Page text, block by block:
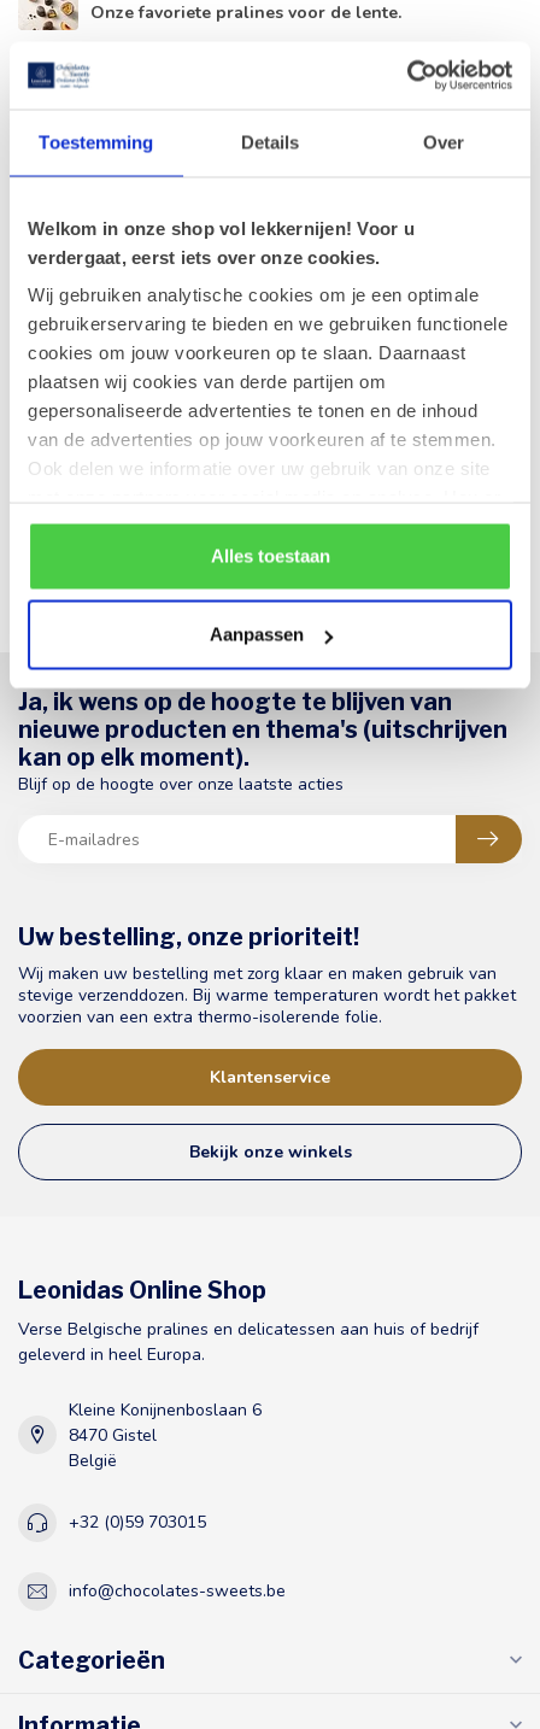
Toestemming Details Over
Welkom in onze shop vol lekkernijen! Voor u
verdergaat, eerst iets over onze cookies.
Wij gebruiken analytische cookies om je een optimale
gebruikerservaring te bieden en we gebruiken functionele
cookies om jouw voorkeuren op te slaan. Daarnaast
plaatsen wij cookies van derde partijen om
gepersonaliseerde advertenties te tonen en de inhoud
van de advertenties op jouw voorkeuren af te stemmen.
Ook delen we informatie over uw gebruik van onze site
rekening mee dat als je bepaalde cookies blokkeert, het
de correcte werking van de website kan verstoren.
Alles toestaan
Aanpassen
Onze favoriete pralines voor de lente.
23-02-2026
Tags
Nieuwsbrief
Blijf op de hoogte over onze laatste acties
Abonneer
Uw bestelling, onze prioriteit!
Wij maken uw bestelling met zorg klaar en maken gebruik van
stevige verzenddozen. Bij warme temperaturen wordt het pakket
voorzien van een extra thermo-isolerende folie.
Klantenservice
Bekijk onze winkels
Ja, ik wens op de hoogte te blijven van
nieuwe producten en thema's (uitschrijven
kan op elk moment).
Blijf op de hoogte over onze laatste acties
Leonidas Online Shop
Verse Belgische pralines en delicatessen aan huis of bedrijf
geleverd in heel Europa.
Kleine Konijnenboslaan 6
8470 Gistel
België
+32 (0)59 703015
info@chocolates-sweets.be
Categorieën